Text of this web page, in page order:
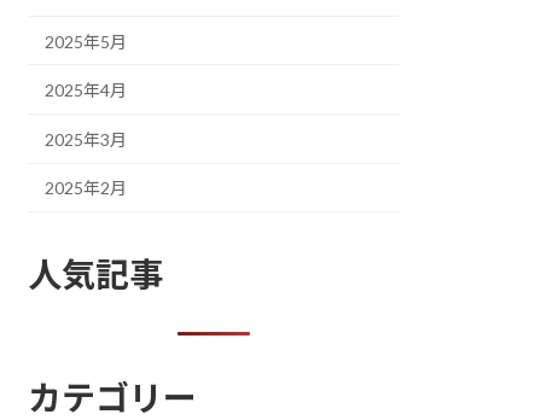
2025年5月
2025年4月
2025年3月
2025年2月
人気記事
カテゴリー